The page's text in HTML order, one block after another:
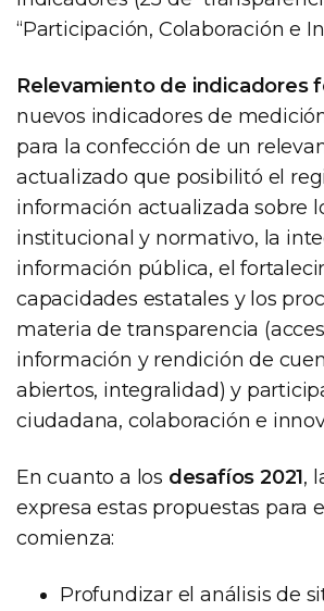
“Participación, Colaboración e
Relevamiento de indicadores
nuevos indicadores de
para la confección de un
actualizado que posibilitó el
información actualizada sobre
institucional y normativo, la
información pública, el
capacidades estatales y los
materia de transparencia
información y rendición de
abiertos, integralidad) y
ciudadana, colaboración e
En cuanto a los desafíos 2021,
expresa estas propuestas para
comienza:
Profundizar el análisis de